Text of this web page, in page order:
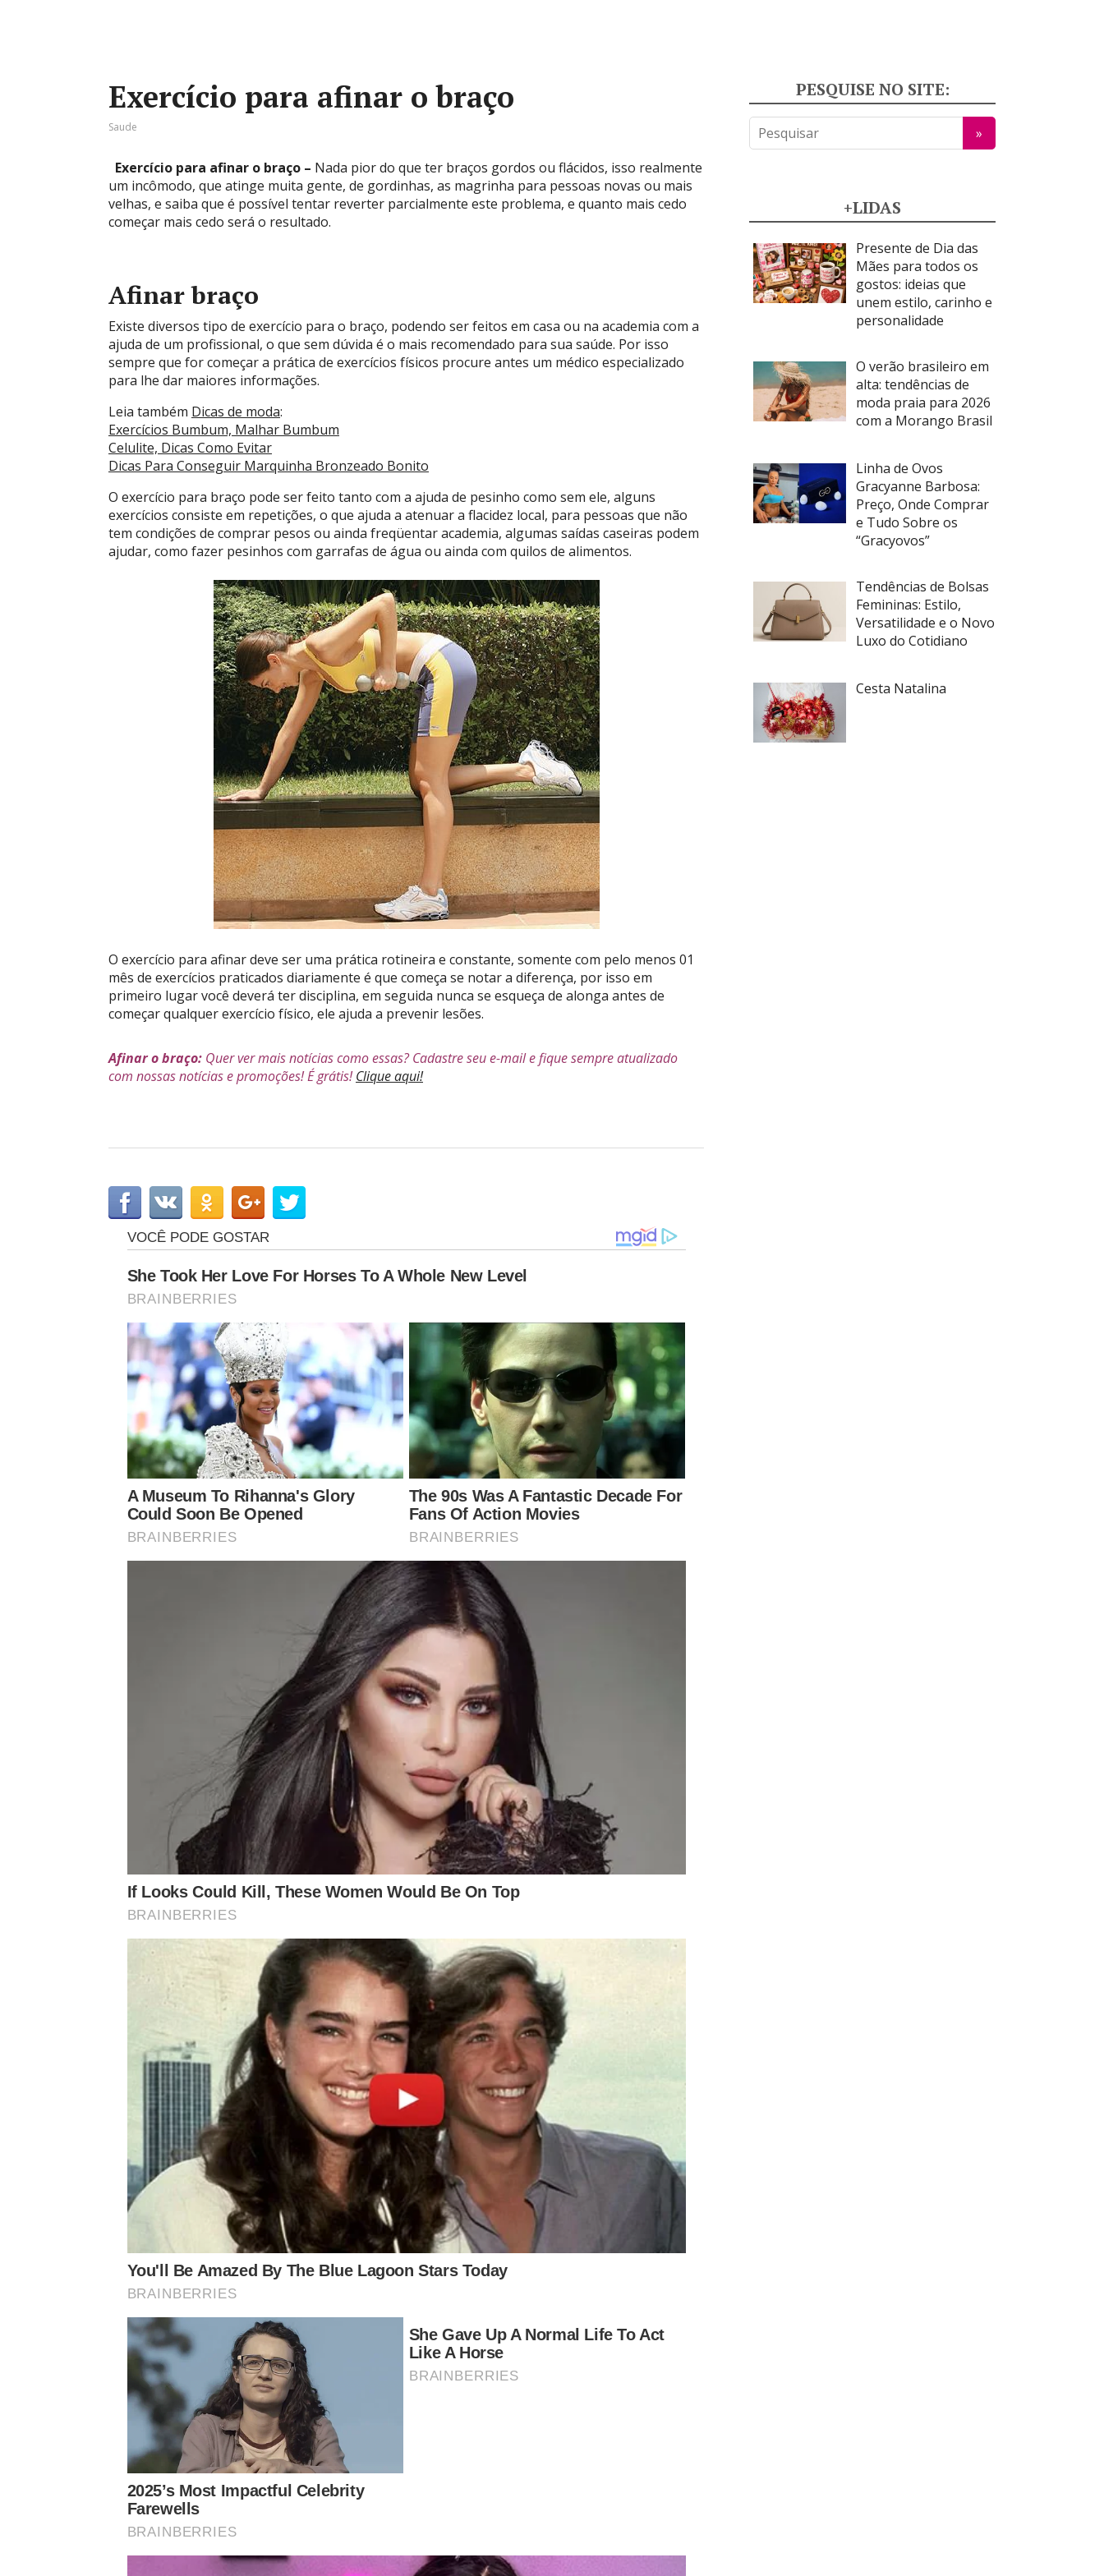
Exercício para afinar o braço
Saude
Exercício para afinar o braço – Nada pior do que ter braços gordos ou flácidos, isso realmente
um incômodo, que atinge muita gente, de gordinhas, as magrinha para pessoas novas ou mais
velhas, e saiba que é possível tentar reverter parcialmente este problema, e quanto mais cedo
começar mais cedo será o resultado.
Afinar braço
Existe diversos tipo de exercício para o braço, podendo ser feitos em casa ou na academia com a
ajuda de um profissional, o que sem dúvida é o mais recomendado para sua saúde. Por isso
sempre que for começar a prática de exercícios físicos procure antes um médico especializado
para lhe dar maiores informações.
Leia também Dicas de moda:
Exercícios Bumbum, Malhar Bumbum
Celulite, Dicas Como Evitar
Dicas Para Conseguir Marquinha Bronzeado Bonito
O exercício para braço pode ser feito tanto com a ajuda de pesinho como sem ele, alguns
exercícios consiste em repetições, o que ajuda a atenuar a flacidez local, para pessoas que não
tem condições de comprar pesos ou ainda freqüentar academia, algumas saídas caseiras podem
ajudar, como fazer pesinhos com garrafas de água ou ainda com quilos de alimentos.
O exercício para afinar deve ser uma prática rotineira e constante, somente com pelo menos 01
mês de exercícios praticados diariamente é que começa se notar a diferença, por isso em
primeiro lugar você deverá ter disciplina, em seguida nunca se esqueça de alonga antes de
começar qualquer exercício físico, ele ajuda a prevenir lesões.
Afinar o braço: Quer ver mais notícias como essas? Cadastre seu e-mail e fique sempre atualizado
com nossas notícias e promoções! É grátis!Clique aqui!
PESQUISE NO SITE:
+LIDAS
Presente de Dia das
Mães para todos os
gostos: ideias que
unem estilo, carinho e
personalidade
O verão brasileiro em
alta: tendências de
moda praia para 2026
com a Morango Brasil
Linha de Ovos
Gracyanne Barbosa:
Preço, Onde Comprar
e Tudo Sobre os
“Gracyovos”
Tendências de Bolsas
Femininas: Estilo,
Versatilidade e o Novo
Luxo do Cotidiano
Cesta Natalina